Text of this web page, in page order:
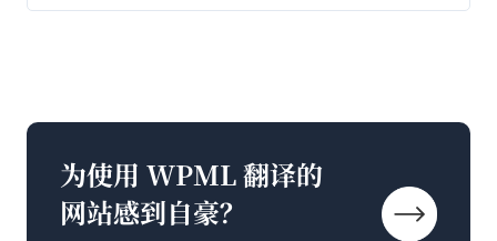
为使用 WPML 翻译的
网站感到自豪？